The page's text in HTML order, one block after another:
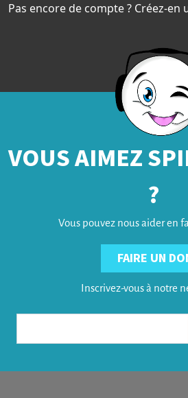
Pas encore de compte ? Créez-en
VOUS AIMEZ
?
Vous pouvez nous aider en
FAIRE UN
Inscrivez-vous à notre